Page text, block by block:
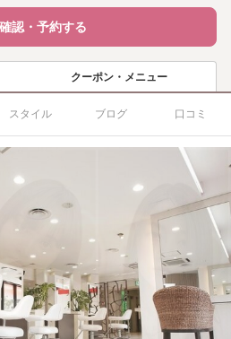
認・予約する
クーポン・メニュー
スタイル ブログ 口コミ